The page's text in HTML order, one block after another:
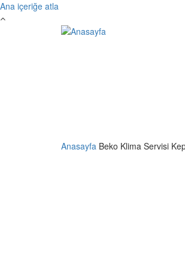
Ana içeriğe atla
Anasayfa Beko Klima Servisi